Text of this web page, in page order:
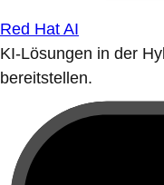
Red Hat AI
KI-Lösungen in der
bereitstellen.